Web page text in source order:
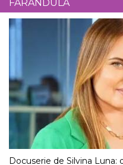
FARÁNDULA
Docuserie de Silvina Luna: